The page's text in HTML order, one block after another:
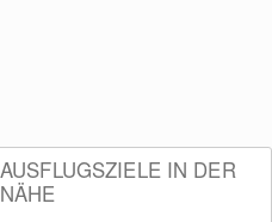
AUSFLUGSZIELE IN DER
NÄHE